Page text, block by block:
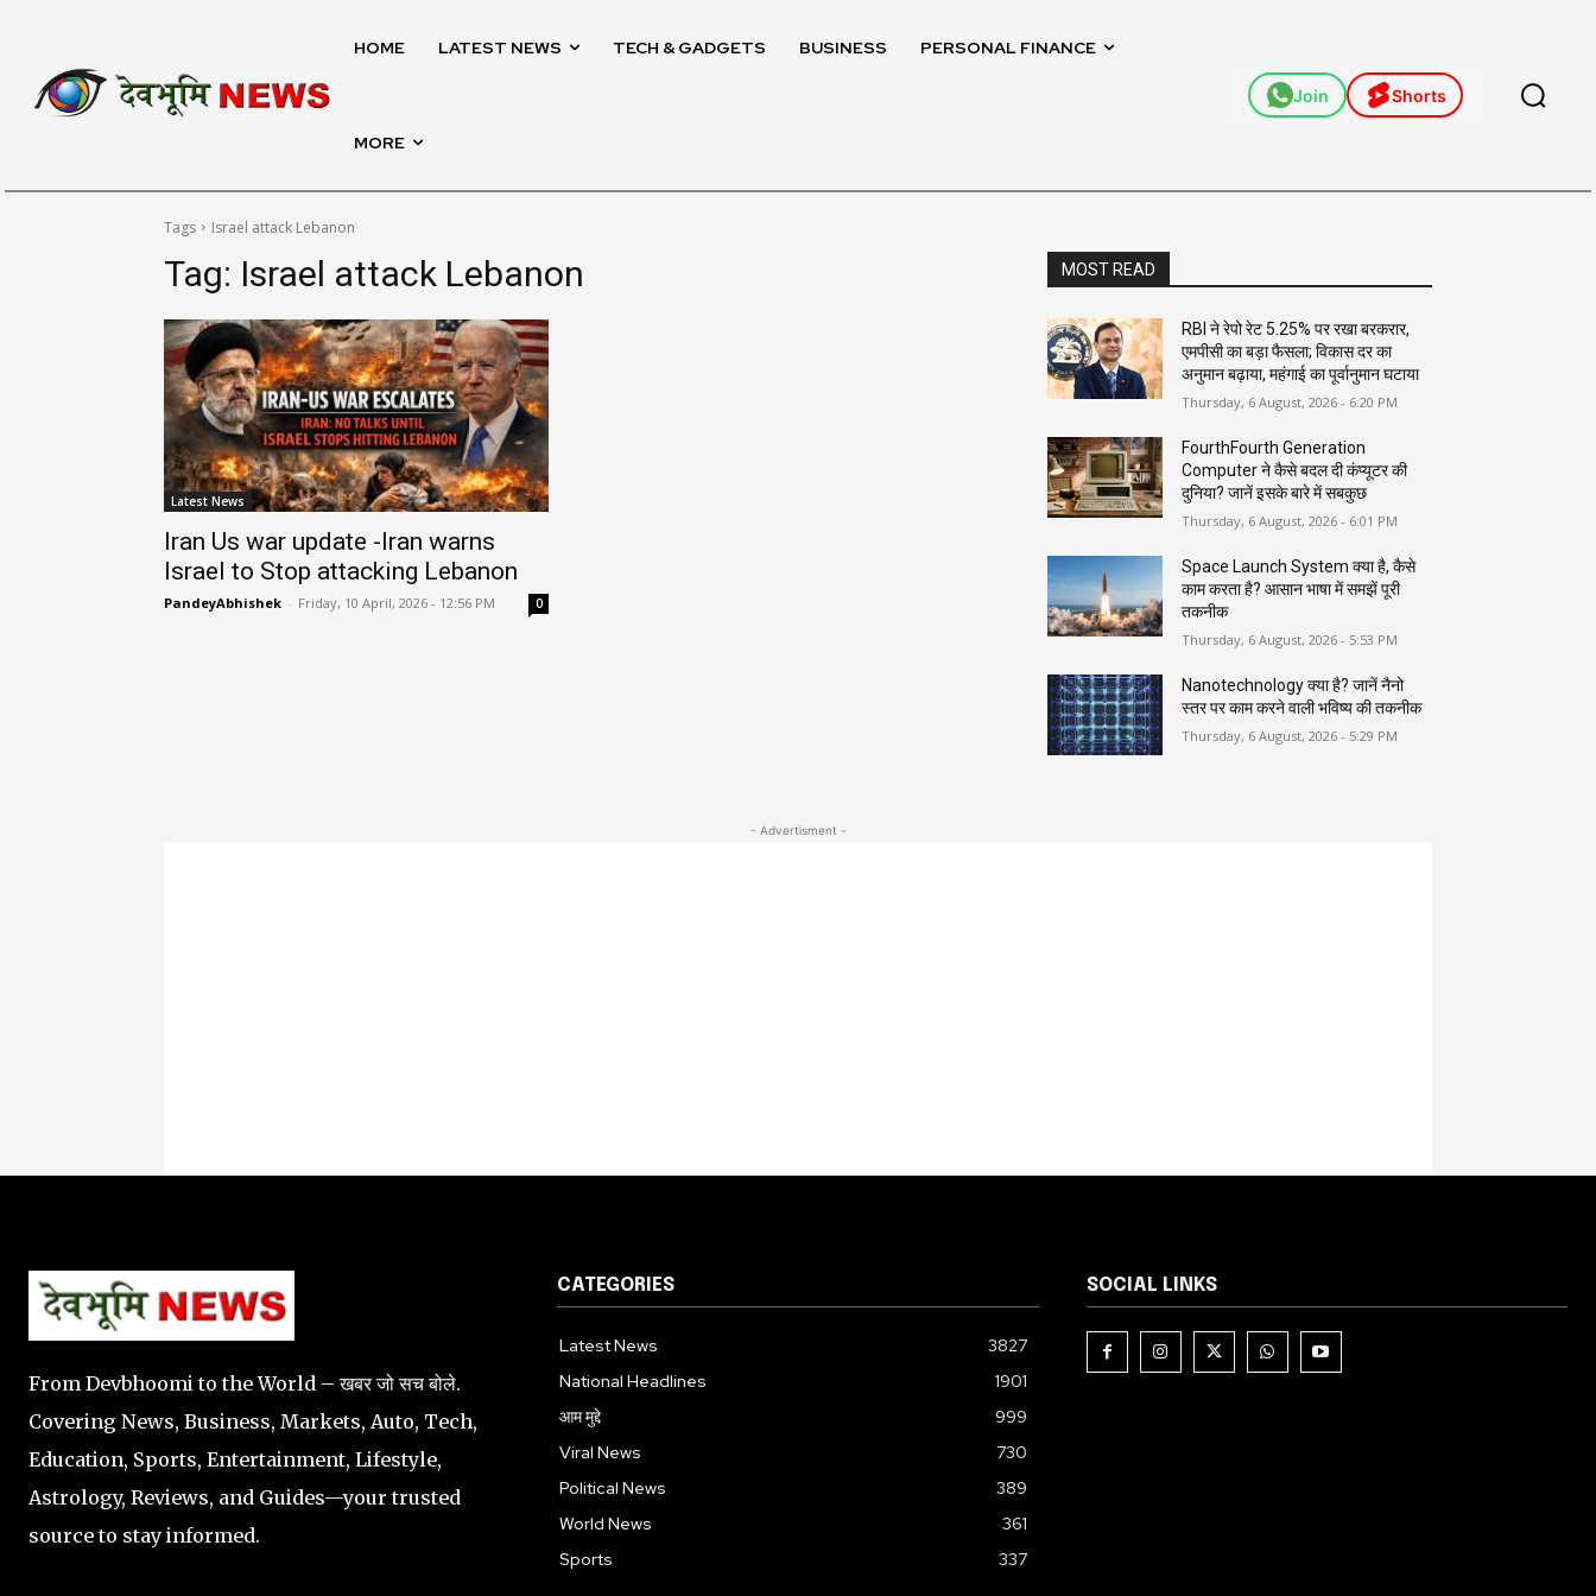
HOME LATEST NEWS TECH & GADGETS BUSINESS PERSONAL FINANCE
MORE
Join Shorts
Tags Israel attack Lebanon
Tag: Israel attack Lebanon
Latest News
Iran Us war update -Iran warns
Israel to Stop attacking Lebanon
PandeyAbhishek - Friday, 10 April, 2026 - 12:56 PM 0
MOST READ
RBI ने रेपो रेट 5.25% पर रखा बरकरार,
एमपीसी का बड़ा फैसला; विकास दर का
अनुमान बढ़ाया, महंगाई का पूर्वानुमान घटाया
Thursday, 6 August, 2026 - 6:20 PM
FourthFourth Generation
Computer ने कैसे बदल दी कंप्यूटर की
दुनिया? जानें इसके बारे में सबकुछ
Thursday, 6 August, 2026 - 6:01 PM
Space Launch System क्या है, कैसे
काम करता है? आसान भाषा में समझें पूरी
तकनीक
Thursday, 6 August, 2026 - 5:53 PM
Nanotechnology क्या है? जानें नैनो
स्तर पर काम करने वाली भविष्य की तकनीक
Thursday, 6 August, 2026 - 5:29 PM
- Advertisment -
From Devbhoomi to the World – खबर जो सच बोले.
Covering News, Business, Markets, Auto, Tech,
Education, Sports, Entertainment, Lifestyle,
Astrology, Reviews, and Guides—your trusted
source to stay informed.
CATEGORIES
Latest News
3827
National Headlines
1901
आम मुद्दे
999
Viral News
730
Political News
389
World News
361
Sports
337
SOCIAL LINKS